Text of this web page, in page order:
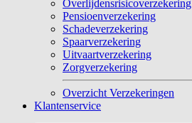
Overlijdensrisicoverzekering
Pensioenverzekering
Schadeverzekering
Spaarverzekering
Uitvaartverzekering
Zorgverzekering
Overzicht Verzekeringen
Klantenservice